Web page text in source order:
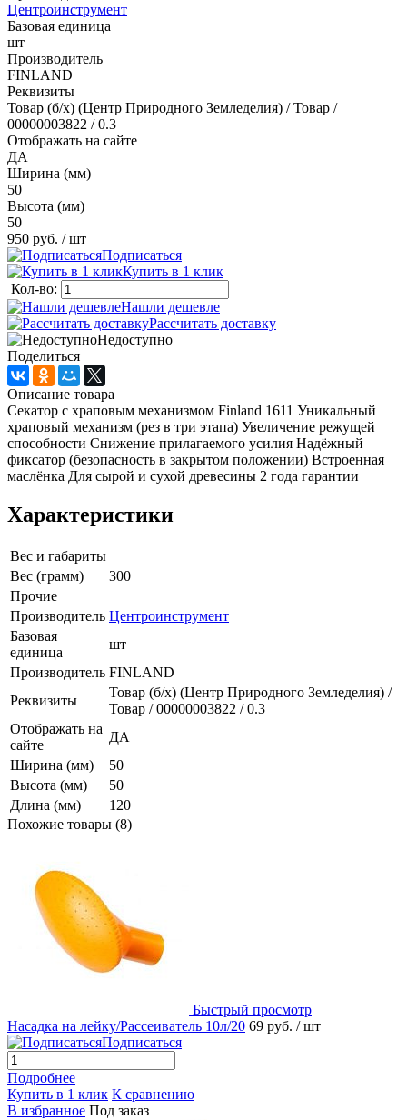
Центроинструмент
Базовая единица
шт
Производитель
FINLAND
Реквизиты
Товар (б/х) (Центр Природного Земледелия) / Товар /
00000003822 / 0.3
Отображать на сайте
ДА
Ширина (мм)
50
Высота (мм)
50
950 руб. / шт
Подписаться
Купить в 1 клик
Кол-во:
Нашли дешевле
Рассчитать доставку
Недоступно
Поделиться
Описание товара
Секатор с храповым механизмом Finland 1611 Уникальный
храповый механизм (рез в три этапа) Увеличение режущей
способности Снижение прилагаемого усилия Надёжный
фиксатор (безопасность в закрытом положении) Встроенная
маслёнка Для сырой и сухой древесины 2 года гарантии
Характеристики
Вес и габариты
Вес (грамм)
300
Прочие
Производитель Центроинструмент
Базовая
единица
шт
Производитель FINLAND
Реквизиты
Товар (б/х) (Центр Природного Земледелия) /
Товар / 00000003822 / 0.3
Отображать на
сайте
ДА
Ширина (мм)
50
Высота (мм)
50
Длина (мм)
120
Похожие товары (8)
Быстрый просмотр
Насадка на лейку/Рассеиватель 10л/20 69 руб. / шт
Подписаться
Подробнее
Купить в 1 клик К сравнению
В избранное Под заказ